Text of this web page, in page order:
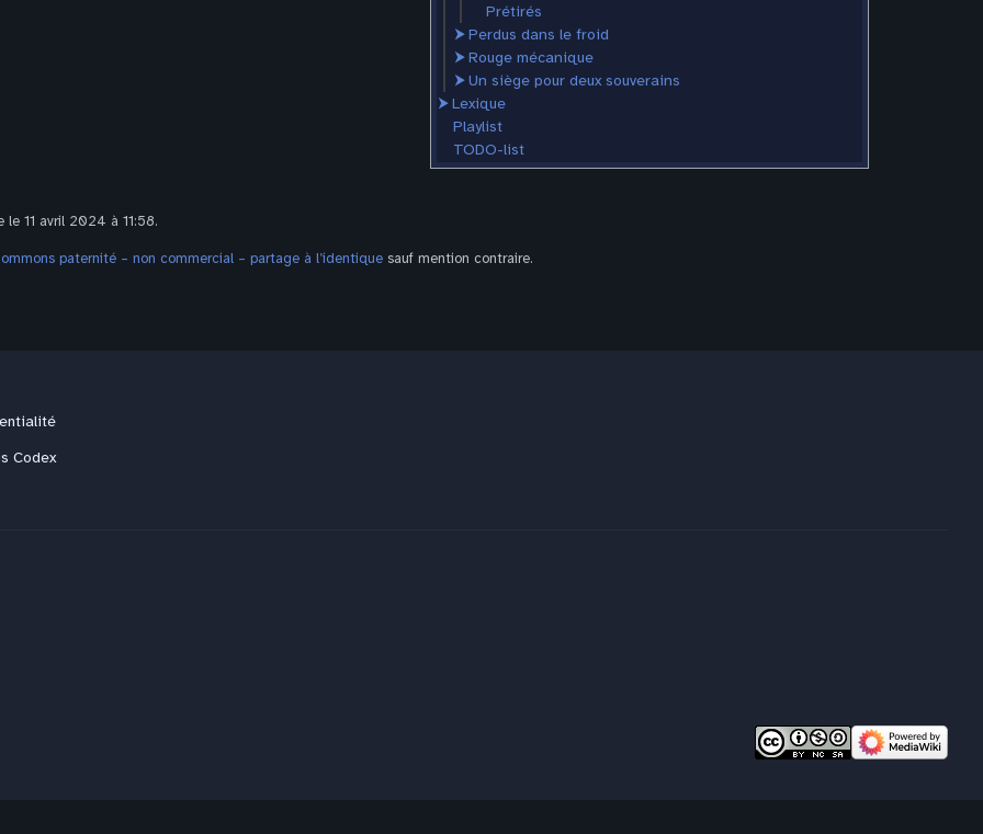
Prétirés
⮞Perdus dans le froid
⮞Rouge mécanique
⮞Un siège pour deux souverains
⮞Lexique
Playlist
TODO-list
11 avril 2024 à 11:58.
paternité – non commercial – partage à l’identique sauf mention contraire.
Codex